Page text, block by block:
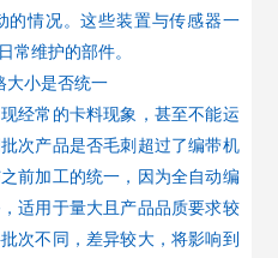
的情况。这些装置与传感器一
常维护的部件。
大小是否统一
经常的卡料现象，甚至不能运
次产品是否毛刺超过了编带机
前加工的统一，因为全自动编
适用于量大且产品品质要求较
次不同，差异较大，将影响到